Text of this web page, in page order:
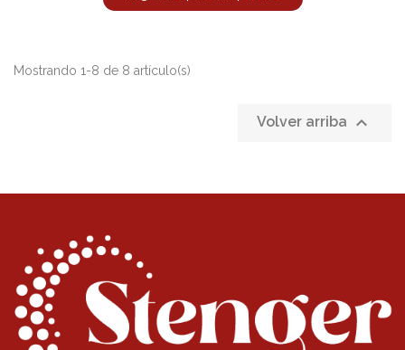
Mostrando 1-8 de 8 artículo(s)
Volver arriba 